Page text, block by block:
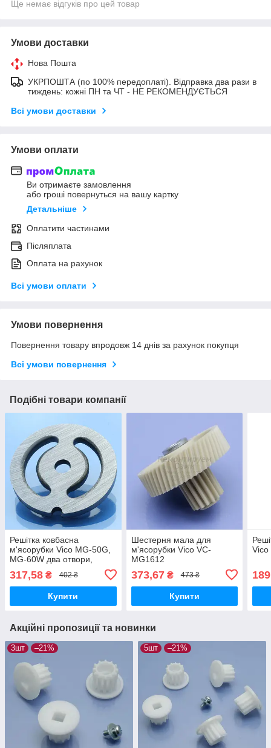
Ще немає відгуків про цей товар
Умови доставки
Нова Пошта
УКРПОШТА (по 100% передоплаті). Відправка два рази в
тиждень: кожні ПН та ЧТ - НЕ РЕКОМЕНДУЄТЬСЯ
Всі умови доставки
Умови оплати
Ви отримаєте замовлення
або гроші повернуться на вашу картку
Детальніше
Оплатити частинами
Післяплата
Оплата на рахунок
Всі умови оплати
Умови повернення
Повернення товару впродовж 14 днів за рахунок покупця
Всі умови повернення
Подібні товари компанії
Решітка ковбасна
м'ясорубки Vico MG-50G,
MG-60W два отвори,
центр 9мм (105829-
MG60W)
317,58 ₴ 402 ₴
Купити
Шестерня мала для
м'ясорубки Vico VC-
MG1612
373,67₴ 473 ₴
Купити
Vico
Акційні пропозиції та новинки
3шт –21% 5шт –21%